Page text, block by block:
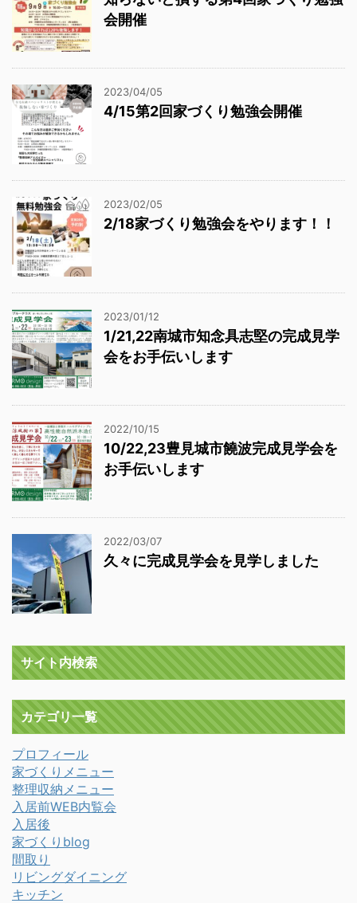
会開催
2023/04/05
4/15第2回家づくり勉強会開催
2023/02/05
2/18家づくり勉強会をやります！！
2023/01/12
1/21,22南城市知念具志堅の完成見学
会をお手伝いします
2022/10/15
10/22,23豊見城市饒波完成見学会を
お手伝いします
2022/03/07
久々に完成見学会を見学しました
サイト内検索
カテゴリ一覧
プロフィール
家づくりメニュー
整理収納メニュー
入居前WEB内覧会
入居後
家づくりblog
間取り
リビングダイニング
キッチン